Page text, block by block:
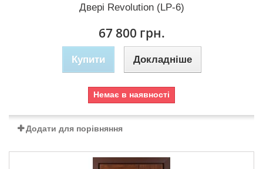
Двері Revolution (LP-6)
67 800 грн.
Купити Докладніше
Немає в наявності
Додати для порівняння